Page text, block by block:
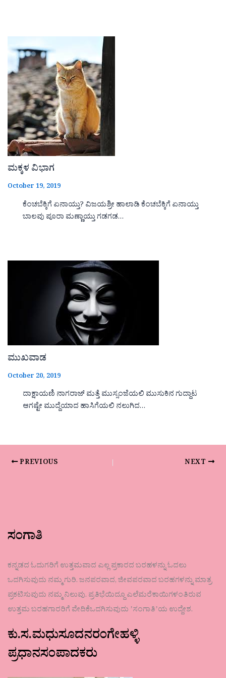
ಮಕ್ಕಳ ವಿಭಾಗ
October 19, 2019
ಕೆಂಚಬೆಕ್ಕಿಗೆ ಏನಾಯ್ತು? ವಿಜಯಶ್ರೀ ಹಾಲಾಡಿ ಕೆಂಚಬೆಕ್ಕಿಗೆ ಏನಾಯ್ತು
ಬಾಲವು ಪೂರಾ ಮಣ್ಣಾಯ್ತು ಗಡಗಡ…
ಮುಖವಾಡ
October 20, 2019
ದಾಕ್ಷಾಯಣಿ ನಾಗರಾಜ್ ಮತ್ತೆ ಮುಸ್ಸಂಜೆಯಲಿ ಮುಸುಕಿನ ಗುದ್ದಾಟ
ಆಗಷ್ಟೇ ಮುದ್ದೆಯಾದ ಹಾಸಿಗೆಯಲಿ ನಲುಗಿದ…
PREVIOUS NEXT
ಸಂಗಾತಿ
ಕನ್ನಡದ ಓದುಗರಿಗೆ ಉತ್ತಮವಾದ ಎಲ್ಲ ಪ್ರಕಾರದ ಬರಹಳನ್ನು ಓದಲು
ಒದಗಿಸುವುದು ನಮ್ಮ ಗುರಿ. ಜನಪರವಾದ, ಜೀವಪರವಾದ ಬರಹಗಳನ್ನು ಮಾತ್ರ
ಪ್ರಕಟಿಸುವುದು ನಮ್ಮ ನಿಲುವು. ಪ್ರತಿಭೆಯಿದ್ದೂ ಎಲೆಮರೆಕಾಯಿಗಳಂತಿರುವ
ಉತ್ತಮ ಬರಹಗಾರರಿಗೆ ವೇದಿಕೆಒದಗಿಸುವುದು ʼಸಂಗಾತಿʼಯ ಉದ್ದೇಶ.
ಕು.ಸ.ಮಧುಸೂದನರಂಗೇಹಳ್ಳಿ
ಪ್ರಧಾನಸಂಪಾದಕರು